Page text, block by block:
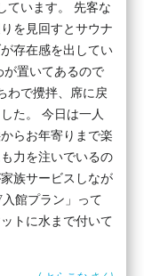
ています。 先客な
を見回すとサウナ
存在感を出してい
が置いてあるので
わで攪拌、席に戻
た。 今日は一人
らお年寄りまで楽
力を注いでいるの
族サービスしなが
館プラン」って
トに水まで付いて